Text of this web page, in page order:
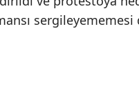
sergileyememesi